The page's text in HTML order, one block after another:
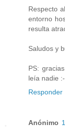
Respecto
entorno
resulta
Saludos y
PS:
leía nadie
Responder
Anónimo